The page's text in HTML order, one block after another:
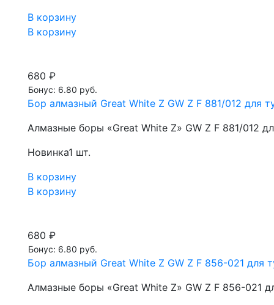
В корзину
В корзину
680 ₽
Бонус: 6.80 руб.
Бор алмазный Great White Z GW Z F 881/012 для
Алмазные боры «Great White Z» GW Z F 881/012
Новинка1 шт.
В корзину
В корзину
680 ₽
Бонус: 6.80 руб.
Бор алмазный Great White Z GW Z F 856-021 для
Алмазные боры «Great White Z» GW Z F 856-021